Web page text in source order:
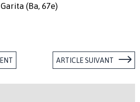
(Ba, 67e)
ARTICLE SUIVANT